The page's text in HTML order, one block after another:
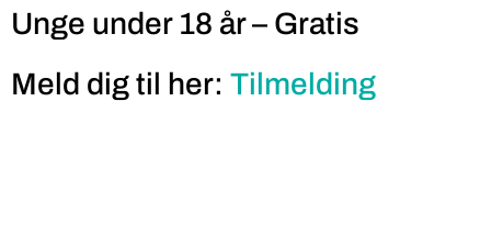
Unge under 18 år – Gratis
Meld dig til her: Tilmelding